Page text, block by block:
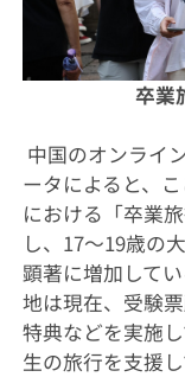
卒業
中国のオンライ
ータによると、
における「卒業
し、17～19歳の
顕著に増加して
地は現在、受験
特典などを実施
生の旅行を支援し